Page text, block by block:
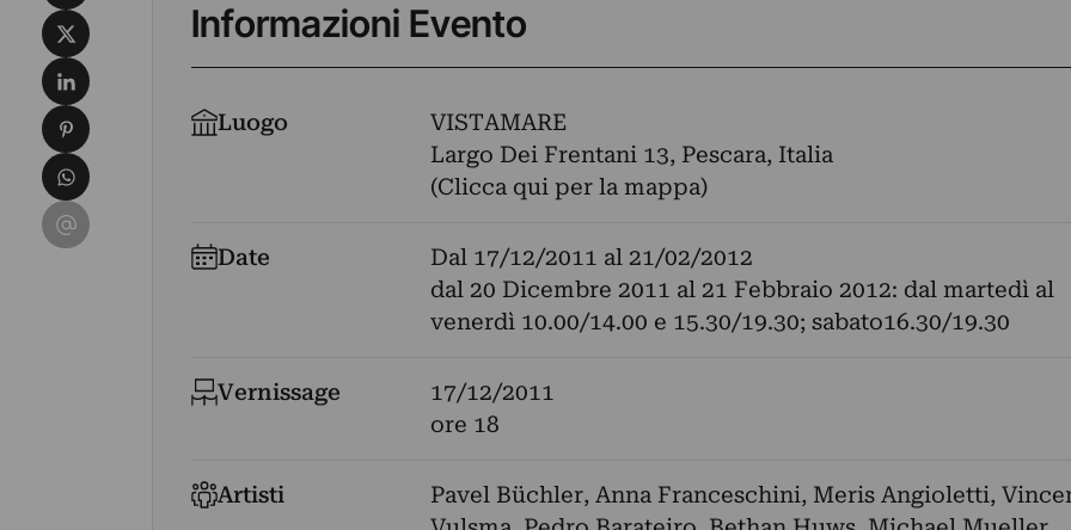
Informazioni Evento
Luogo
VISTAMARE
Largo Dei Frentani 13, Pescara, Italia
(Clicca qui per la mappa)
Date Dal 17/12/2011 al 21/02/2012
dal 20 Dicembre 2011 al 21 Febbraio 2012: dal martedì al
venerdì 10.00/14.00 e 15.30/19.30; sabato16.30/19.30
Vernissage
17/12/2011
ore 18
Artisti Pavel Büchler, Anna Franceschini, Meris Angioletti,
Condividi su X
Condividi su LinkedIn
Condividi su Pinterest
Condividi su WhatsApp
Condividi su Email